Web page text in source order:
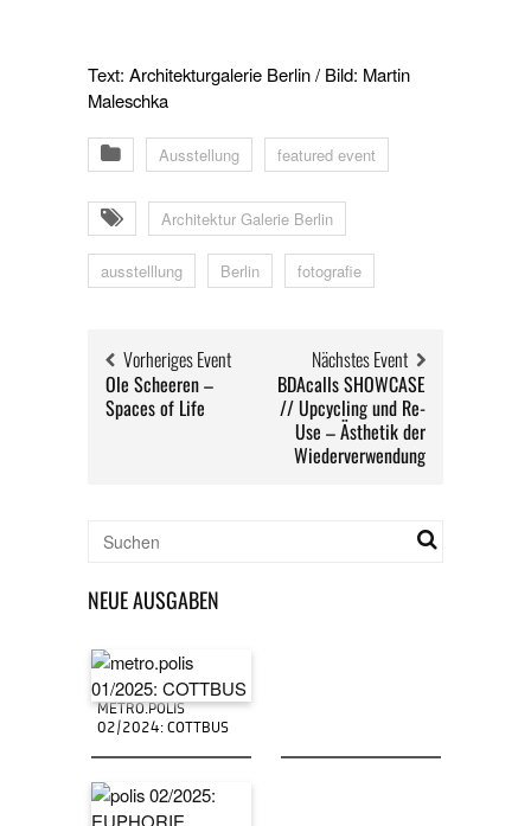
Text: Architekturgalerie Berlin / Bild: Martin
Maleschka
Ausstellung featured event
Architektur Galerie Berlin
ausstelllung Berlin fotografie
Vorheriges Event
Ole Scheeren –
Spaces of Life
Nächstes Event
BDAcalls SHOWCASE
// Upcycling und Re-
Use – Ästhetik der
Wiederverwendung
NEUE AUSGABEN
METRO.POLIS
02/2024: COTTBUS